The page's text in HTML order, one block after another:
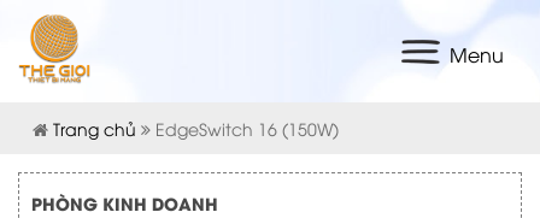
Menu
Trang chủ EdgeSwitch 16 (150W)
PHÒNG KINH DOANH